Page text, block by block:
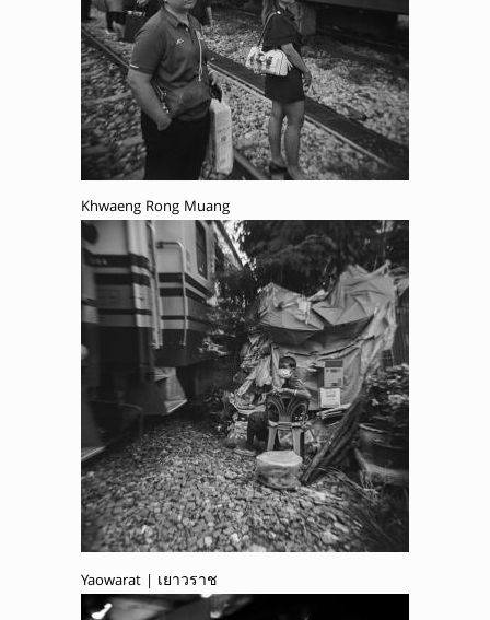
Khwaeng Rong Muang
Yaowarat | เยาวราช